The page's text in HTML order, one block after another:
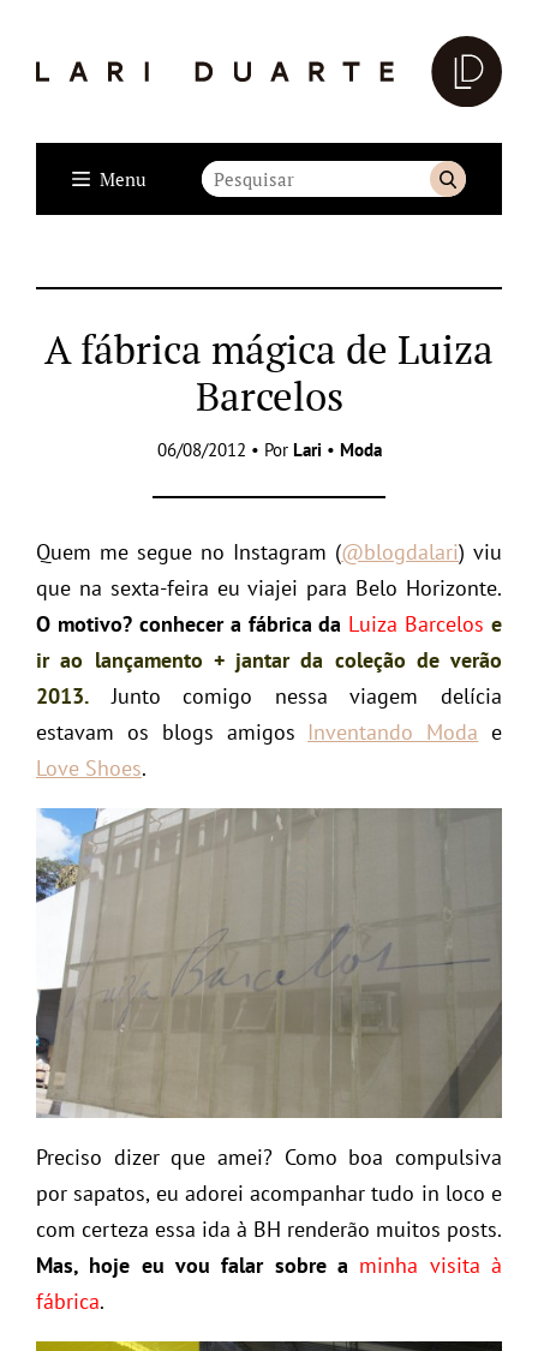
Menu
A fábrica mágica de Luiza
Barcelos
06/08/2012 • Por Lari • Moda
Quem me segue no Instagram (@blogdalari) viu
que na sexta-feira eu viajei para Belo Horizonte.
O motivo? conhecer a fábrica da Luiza Barcelos e
ir ao lançamento + jantar da coleção de verão
2013. Junto comigo nessa viagem delícia
estavam os blogs amigos Inventando Moda e
Love Shoes.
Preciso dizer que amei? Como boa compulsiva
por sapatos, eu adorei acompanhar tudo in loco e
com certeza essa ida à BH renderão muitos posts.
Mas, hoje eu vou falar sobre a minha visita à
fábrica.